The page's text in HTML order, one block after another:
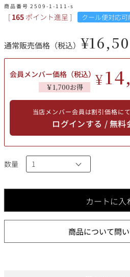
サロン
オーパス・ワン
イタリア
商品番号 2509-1-111-s
[ 165 ポイント進呈 ] クール便対応可
通常販売価格（税込） ¥
会員メンバー価格（税込）
￥1,700お得 ¥
当店メンバー会員は割引価格に
ログインする / 無料
数量
カートに入
商品について問